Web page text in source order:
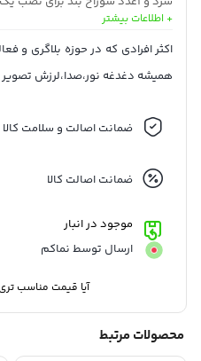
ابعاد قفس :
ابعاد دسته :: 12.1 × 3.2 × 3.1 سانتی متر
وزن : : 383 گرم
+ اطلاعات بیشتر
اکثر افرادی که در حوزه بلاگری و
همیشه دغدغه نور،صدا،لرزش تصویر
ضمانت اصالت و سلامت کالا
ضمانت اصالت کالا
موجود در انبار
ارسال توسط نماکم
آیا قیمت مناسب
محصولات مرتبط